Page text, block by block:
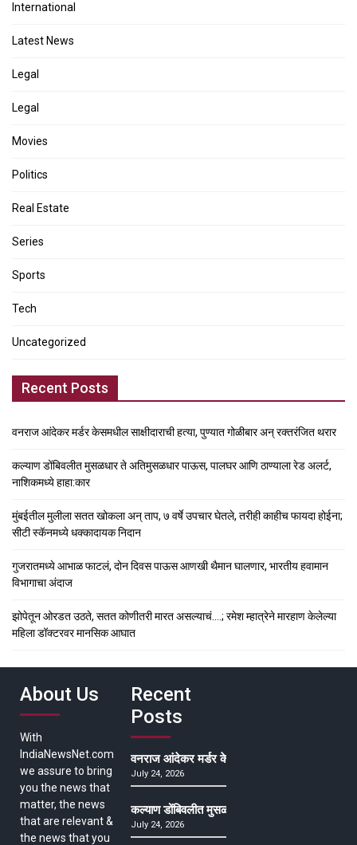
International
Latest News
Legal
Legal
Movies
Politics
Real Estate
Series
Sports
Tech
Uncategorized
Recent Posts
वनराज आंदेकर मर्डर केसमधील साक्षीदाराची हत्या, पुण्यात गोळीबार अन् रक्तरंजित थरार
कल्याण डोंबिवलीत मुसळधार ते अतिमुसळधार पाऊस, पालघर आणि ठाण्याला रेड अलर्ट,
नाशिकमध्ये हाहा:कार
मुंबईतील मुलीला सतत खोकला अन् ताप, ७ वर्षे उपचार घेतले, तरीही काहीच फायदा होईना;
सीटी स्कॅनमध्ये धक्कादायक निदान
गुजरातमध्ये आभाळ फाटलं, दोन दिवस पाऊस आणखी थैमान घालणार, भारतीय हवामान
विभागाचा अंदाज
झोपेतून ओरडत उठते, सतत कोणीतरी मारत असल्याचं….; रमेश म्हात्रेने मारहाण केलेल्या
महिला डॉक्टरवर मानसिक आघात
About Us
With
IndiaNewsNet.com
we assure to bring
you the news that
matter, the news
that are relevant &
the news that you
Recent
Posts
वनराज आंदेकर मर्डर केसमधील साक्षीदाराची हत्या,
July 24, 2026
कल्याण डोंबिवलीत मुसळधार ते अतिमुसळधार पाऊस,
July 24, 2026